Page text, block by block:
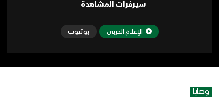
سيرفرات المشاهدة
الإعلام الحربي يوتيوب
وصايا